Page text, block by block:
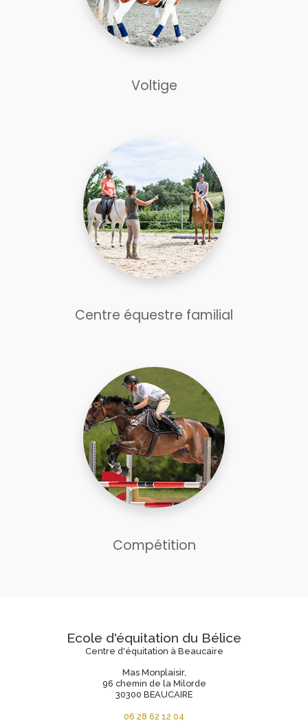
Voltige
Centre équestre familial
Compétition
Ecole d'équitation du Bélice
Centre d'équitation à Beaucaire
Mas Monplaisir,
96 chemin de la Milorde
30300 BEAUCAIRE
06 28 62 12 04